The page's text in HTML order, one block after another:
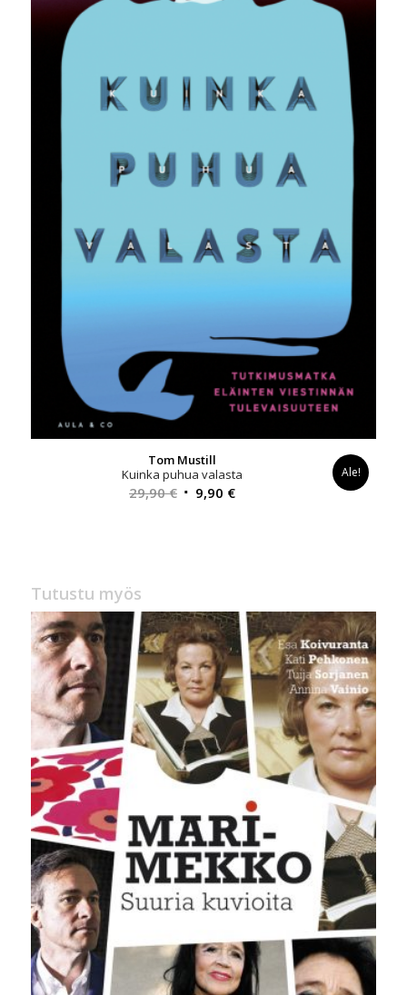
Tom Mustill
Kuinka puhua valasta
29,90€ Alkuperäinen
9,90 €Nykyinen
Ale!
Tutustu myös